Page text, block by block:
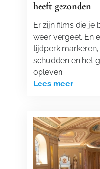
heeft gezonden
Er zijn films die je
weer vergeet. En
tijdperk
schudden en het
opleven
Lees meer